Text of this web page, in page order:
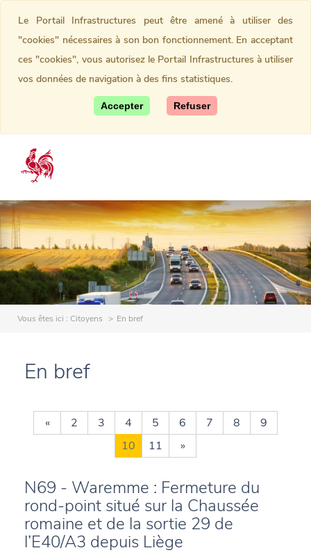
Vous êtes ici : Citoyens En bref
En bref
« 2 3 4 5 6 7 8
9
10
11 »
N69 - Waremme : Fermeture du
rond-point situé sur la Chaussée
romaine et de la sortie 29 de
l’E40/A3 depuis Liège
Le Portail Infrastructures peut être amené à utiliser des
"cookies" nécessaires à son bon fonctionnement. En acceptant
ces "cookies", vous autorisez le Portail Infrastructures à utiliser
vos données de navigation à des fins statistiques.
Accepter Refuser